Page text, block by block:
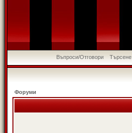
Въпроси/Отговори Търсене
Форуми